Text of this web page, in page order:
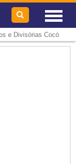
e Divisórias Cocó